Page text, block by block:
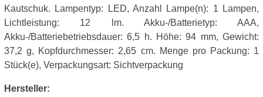
Kautschuk. Lampentyp: LED, Anzahl Lampe(n): 1 Lampen,
Lichtleistung: 12 lm. Akku-/Batterietyp: AAA,
Akku-/Batteriebetriebsdauer: 6,5 h. Höhe: 94 mm, Gewicht:
37,2 g, Kopfdurchmesser: 2,65 cm. Menge pro Packung: 1
Stück(e), Verpackungsart: Sichtverpackung
Hersteller: